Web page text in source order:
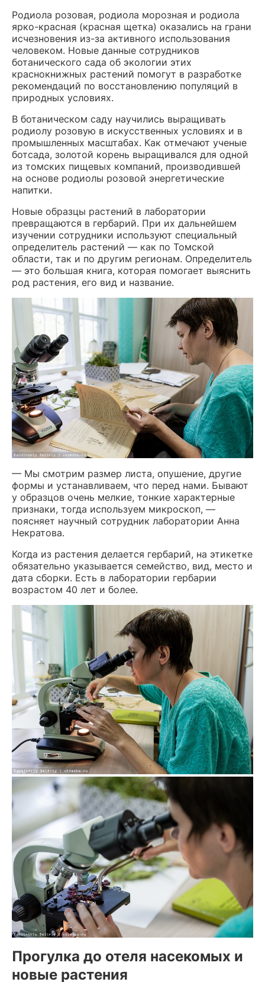
Родиола розовая, родиола морозная и родиола
ярко-красная (красная щетка) оказались на грани
исчезновения из-за активного использования
человеком. Новые данные сотрудников
ботанического сада об экологии этих
краснокнижных растений помогут в разработке
рекомендаций по восстановлению популяций в
природных условиях.
В ботаническом саду научились выращивать
родиолу розовую в искусственных условиях и в
промышленных масштабах. Как отмечают ученые
ботсада, золотой корень выращивался для одной
из томских пищевых компаний, производившей
на основе родиолы розовой энергетические
напитки.
Новые образцы растений в лаборатории
превращаются в гербарий. При их дальнейшем
изучении сотрудники используют специальный
определитель растений — как по Томской
области, так и по другим регионам. Определитель
— это большая книга, которая помогает выяснить
род растения, его вид и название.
— Мы смотрим размер листа, опушение, другие
формы и устанавливаем, что перед нами. Бывают
у образцов очень мелкие, тонкие характерные
признаки, тогда используем микроскоп, —
поясняет научный сотрудник лаборатории Анна
Некратова.
Когда из растения делается гербарий, на этикетке
обязательно указывается семейство, вид, место и
дата сборки. Есть в лаборатории гербарии
возрастом 40 лет и более.
Прогулка до отеля насекомых и
новые растения